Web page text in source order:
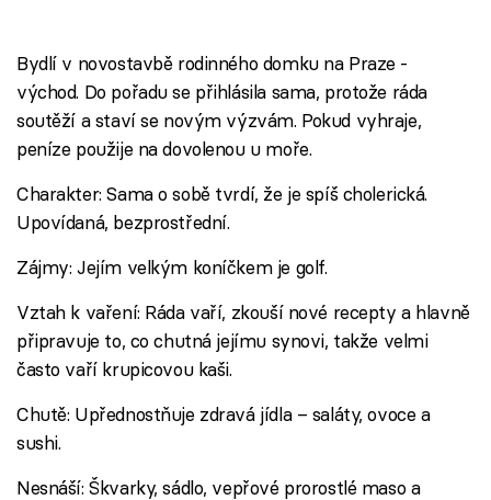
Bydlí v novostavbě rodinného domku na Praze -
východ. Do pořadu se přihlásila sama, protože ráda
soutěží a staví se novým výzvám. Pokud vyhraje,
peníze použije na dovolenou u moře.
Charakter: Sama o sobě tvrdí, že je spíš cholerická.
Upovídaná, bezprostřední.
Zájmy: Jejím velkým koníčkem je golf.
Vztah k vaření: Ráda vaří, zkouší nové recepty a hlavně
připravuje to, co chutná jejímu synovi, takže velmi
často vaří krupicovou kaši.
Chutě: Upřednostňuje zdravá jídla – saláty, ovoce a
sushi.
Nesnáší: Škvarky, sádlo, vepřové prorostlé maso a